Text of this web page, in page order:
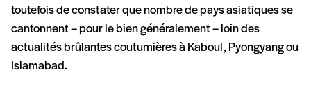
toutefois de constater que nombre de pays asiatiques se
cantonnent – pour le bien généralement – loin des
actualités brûlantes coutumières à Kaboul, Pyongyang ou
Islamabad.